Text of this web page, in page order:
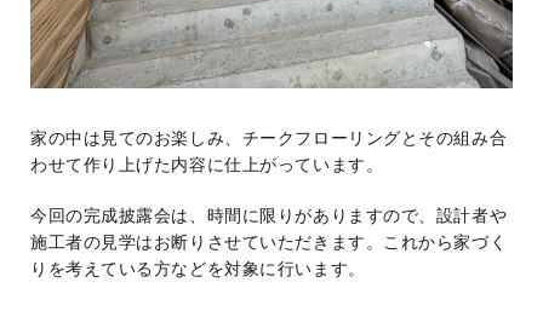
家の中は見てのお楽しみ、チークフローリングとその組み合
わせて作り上げた内容に仕上がっています。
今回の完成披露会は、時間に限りがありますので、設計者や
施工者の見学はお断りさせていただきます。これから家づく
りを考えている方などを対象に行います。